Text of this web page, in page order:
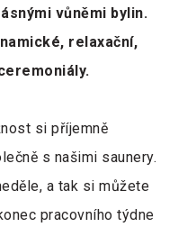
vůněmi bylin.
relaxační,
si příjemně
s našimi saunery.
a tak si můžete
pracovního týdne